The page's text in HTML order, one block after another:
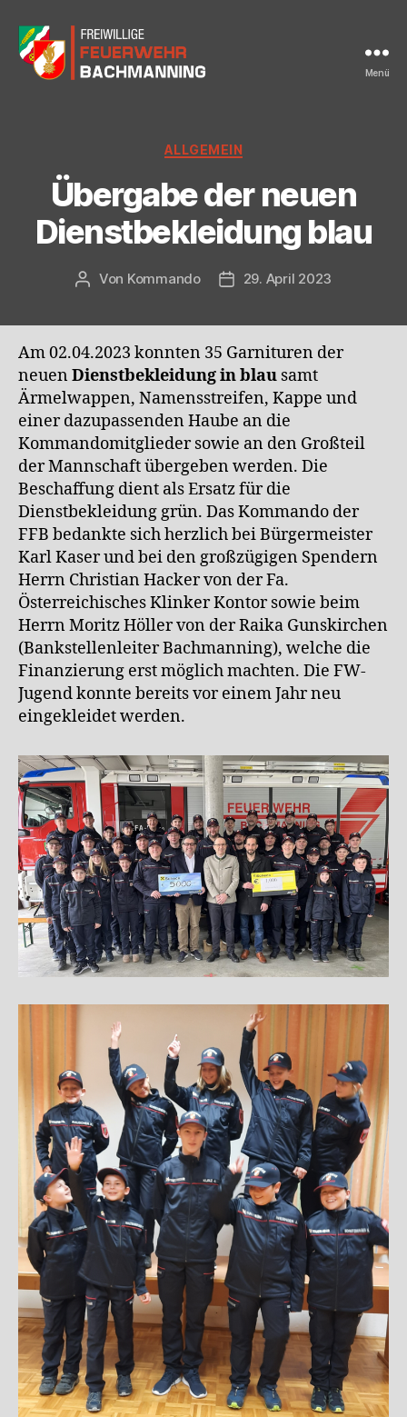
Menü
Kategorien
ALLGEMEIN
Übergabe der neuen
Dienstbekleidung blau
Beitragsautor
Von Kommando Beitragsdatum
29. April 2023
Am 02.04.2023 konnten 35 Garnituren der
neuen Dienstbekleidung in blau samt
Ärmelwappen, Namensstreifen, Kappe und
einer dazupassenden Haube an die
Kommandomitglieder sowie an den Großteil
der Mannschaft übergeben werden. Die
Beschaffung dient als Ersatz für die
Dienstbekleidung grün. Das Kommando der
FFB bedankte sich herzlich bei Bürgermeister
Karl Kaser und bei den großzügigen Spendern
Herrn Christian Hacker von der Fa.
Österreichisches Klinker Kontor sowie beim
Herrn Moritz Höller von der Raika Gunskirchen
(Bankstellenleiter Bachmanning), welche die
Finanzierung erst möglich machten. Die FW-
Jugend konnte bereits vor einem Jahr neu
eingekleidet werden.